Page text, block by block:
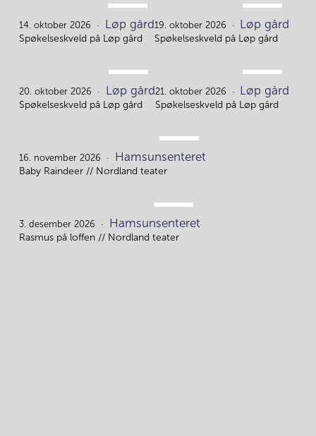
14.
14. oktober 2026 Løp gård
Spøkelseskveld på Løp gård
19.
19. oktober 2026 Løp gård
Spøkelseskveld på Løp gård
20.
20. oktober 2026 Løp gård
Spøkelseskveld på Løp gård
21.
21. oktober 2026 Løp gård
Spøkelseskveld på Løp gård
16.
16. november 2026 Hamsunsenteret
Baby Raindeer // Nordland teater
3.
3. desember 2026 Hamsunsenteret
Rasmus på loffen // Nordland teater